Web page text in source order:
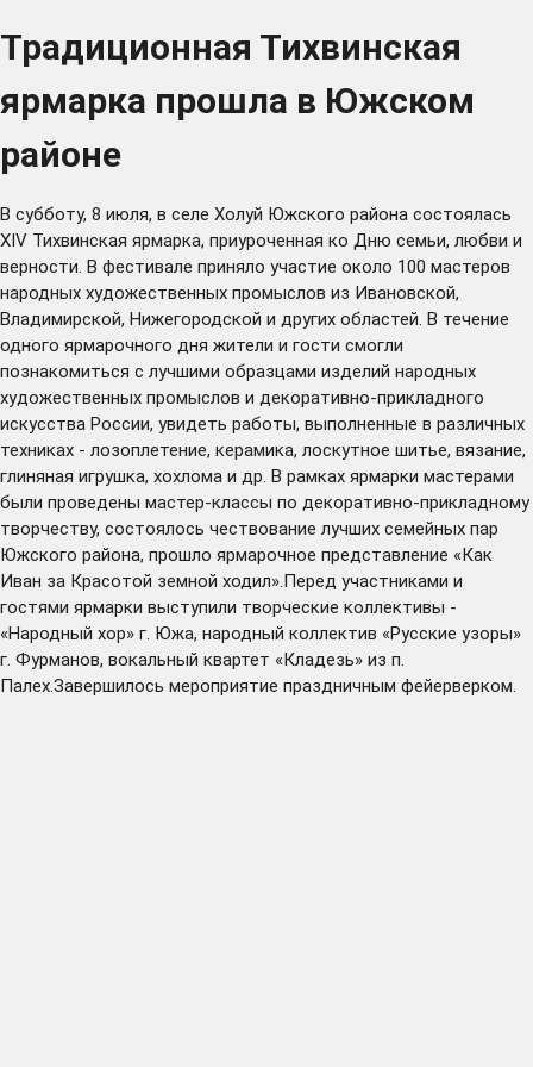
Традиционная Тихвинская
ярмарка прошла в Южском
районе
В субботу, 8 июля, в селе Холуй Южского района состоялась
XIV Тихвинская ярмарка, приуроченная ко Дню семьи, любви и
верности. В фестивале приняло участие около 100 мастеров
народных художественных промыслов из Ивановской,
Владимирской, Нижегородской и других областей. В течение
одного ярмарочного дня жители и гости смогли
познакомиться с лучшими образцами изделий народных
художественных промыслов и декоративно-прикладного
искусства России, увидеть работы, выполненные в различных
техниках - лозоплетение, керамика, лоскутное шитье, вязание,
глиняная игрушка, хохлома и др. В рамках ярмарки мастерами
были проведены мастер-классы по декоративно-прикладному
творчеству, состоялось чествование лучших семейных пар
Южского района, прошло ярмарочное представление «Как
Иван за Красотой земной ходил».Перед участниками и
гостями ярмарки выступили творческие коллективы -
«Народный хор» г. Южа, народный коллектив «Русские узоры»
г. Фурманов, вокальный квартет «Кладезь» из п.
Палех.Завершилось мероприятие праздничным фейерверком.